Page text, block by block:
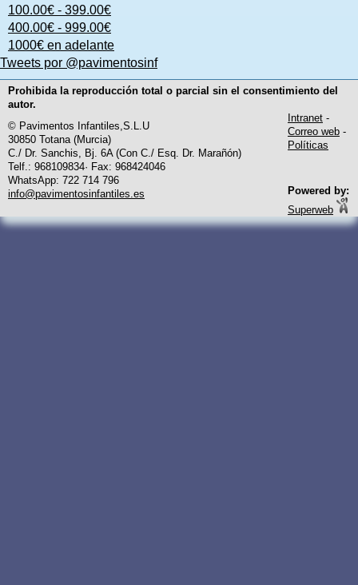
100.00€ - 399.00€
400.00€ - 999.00€
1000€ en adelante
Tweets por @pavimentosinf
Prohibida la reproducción total o parcial sin el consentimiento del
autor.
© Pavimentos Infantiles,S.L.U
30850 Totana (Murcia)
C./ Dr. Sanchis, Bj. 6A (Con C./ Esq. Dr. Marañón)
Telf.: 968109834· Fax: 968424046
WhatsApp: 722 714 796
info@pavimentosinfantiles.es
Intranet -
Correo web -
Políticas
Powered by:
Superweb